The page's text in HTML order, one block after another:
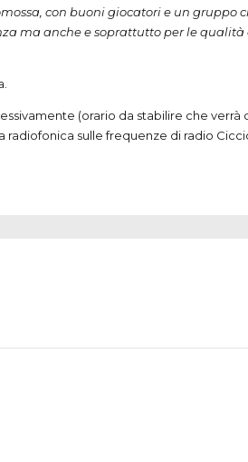
con buoni giocatori e un
ma anche e soprattutto per le
(orario da stabilire che
radiofonica sulle frequenze di radio